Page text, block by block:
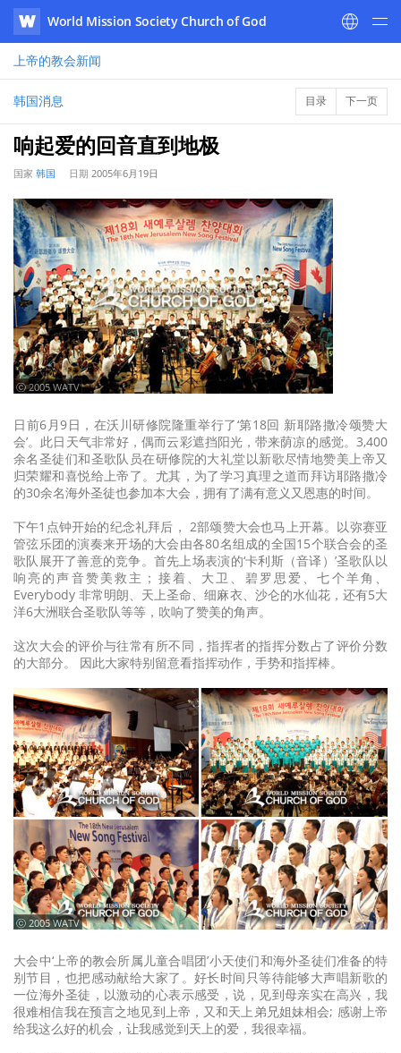
WATV
World Mission Society Church of God
上帝的教会新闻
韩国消息 目录 下一页
响起爱的回音直到地极
国家 韩国 日期 2005年6月19日
ⓒ 2005 WATV
日前6月9日，在沃川研修院隆重举行了‘第18回 新耶路撒冷颂赞大
会’。此日天气非常好，偶而云彩遮挡阳光，带来荫凉的感觉。3,400
余名圣徒们和圣歌队员在研修院的大礼堂以新歌尽情地赞美上帝又
归荣耀和喜悦给上帝了。尤其，为了学习真理之道而拜访耶路撒冷
的30余名海外圣徒也参加本大会，拥有了满有意义又恩惠的时间。
下午1点钟开始的纪念礼拜后， 2部颂赞大会也马上开幕。以弥赛亚
管弦乐团的演奏来开场的大会由各80名组成的全国15个联合会的圣
歌队展开了善意的竞争。首先上场表演的‘卡利斯（音译）’圣歌队以
响亮的声音赞美救主；接着、大卫、碧罗思爱、七个羊角、
Everybody 非常明朗、天上圣命、细麻衣、沙仑的水仙花，还有5大
洋6大洲联合圣歌队等等，吹响了赞美的角声。
这次大会的评价与往常有所不同，指挥者的指挥分数占了评价分数
的大部分。 因此大家特别留意看指挥动作，手势和指挥棒。
ⓒ 2005 WATV
大会中‘上帝的教会所属儿童合唱团’小天使们和海外圣徒们准备的特
别节目，也把感动献给大家了。好长时间只等待能够大声唱新歌的
一位海外圣徒，以激动的心表示感受，说，见到母亲实在高兴，我
很难相信我在预言之地见到上帝，又和天上弟兄姐妹相会; 感谢上帝
给我这么好的机会，让我感觉到天上的爱，我很幸福。